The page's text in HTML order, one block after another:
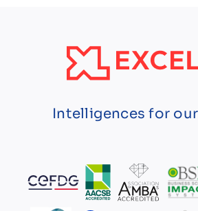
Intelligences for